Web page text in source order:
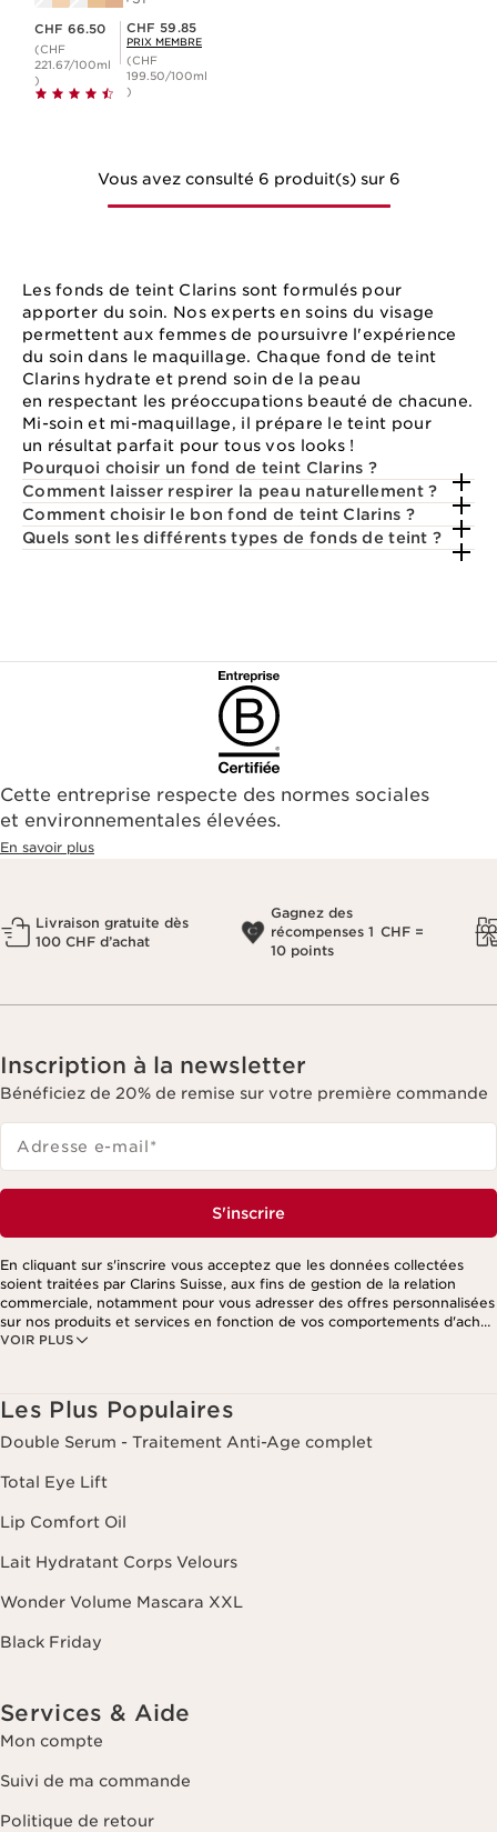
CHF 66.50
(CHF
221.67/100ml
)
Prix Sérénité CHF 59.85
CHF 59.85
PRIX MEMBRE
(CHF
199.50/100ml
)
Vous avez consulté 6 produit(s) sur 6
Les fonds de teint Clarins sont formulés pour
apporter du soin. Nos experts en soins du visage
permettent aux femmes de poursuivre l'expérience
du soin dans le maquillage. Chaque fond de teint
Clarins hydrate et prend soin de la peau
en respectant les préoccupations beauté de chacune.
Mi-soin et mi-maquillage, il prépare le teint pour
un résultat parfait pour tous vos looks !
Pourquoi choisir un fond de teint Clarins ?
Comment laisser respirer la peau naturellement ?
Comment choisir le bon fond de teint Clarins ?
Quels sont les différents types de fonds de teint ?
Cette entreprise respecte des normes sociales
et environnementales élevées.
En savoir plus
Livraison gratuite dès
100 CHF d’achat
Gagnez des
récompenses 1 CHF =
10 points
Inscription à la newsletter
Bénéficiez de 20% de remise sur votre première commande
Adresse e-mail*
S'inscrire
VOIR PLUS
En cliquant sur s'inscrire vous acceptez que les données collectées
soient traitées par Clarins Suisse, aux fins de gestion de la relation
commerciale, notamment pour vous adresser des offres personnalisées
sur nos produits et services en fonction de vos comportements d'achat,
de vos habitudes et/ou de vos centres d'intérêts, y compris par
cliquant sur le lien de désinscription présent dans chaque newsletter.
Ces informations sont traitées par Clarins et ses prestataires pour le
traitement de votre commande, à des fins de gestion de la relation
client. Notamment pour vous proposer des offres personnalisées et/ou
pour gérer votre adhésion à notre Programme de fidélité et créer votre
programme beauté personnalisé. Les données sont conservées
dernier contact. Vous disposez d'un droit d'accès, de rectification, de
que d'un droit d'opposition et de limitation de leur traitement. Vous
veuillez consulter notre politique de confidentialité
Les Plus Populaires
Double Serum - Traitement Anti-Age complet
Total Eye Lift
Lip Comfort Oil
Lait Hydratant Corps Velours
Wonder Volume Mascara XXL
Black Friday
Services & Aide
Mon compte
Suivi de ma commande
Politique de retour